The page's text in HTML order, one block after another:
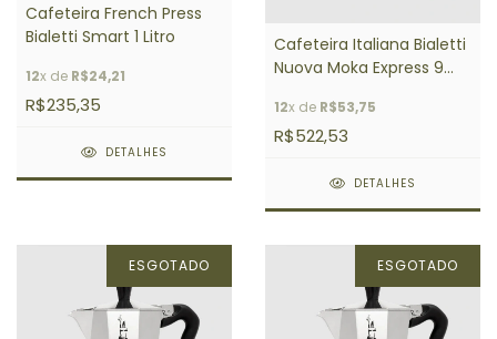
Cafeteira French Press
Bialetti Smart 1 Litro
12x de R$24,21
R$235,35
DETALHES
Cafeteira Italiana Bialetti
Nuova Moka Express 9
12x de R$53,75
R$522,53
DETALHES
ESGOTADO ESGOTADO